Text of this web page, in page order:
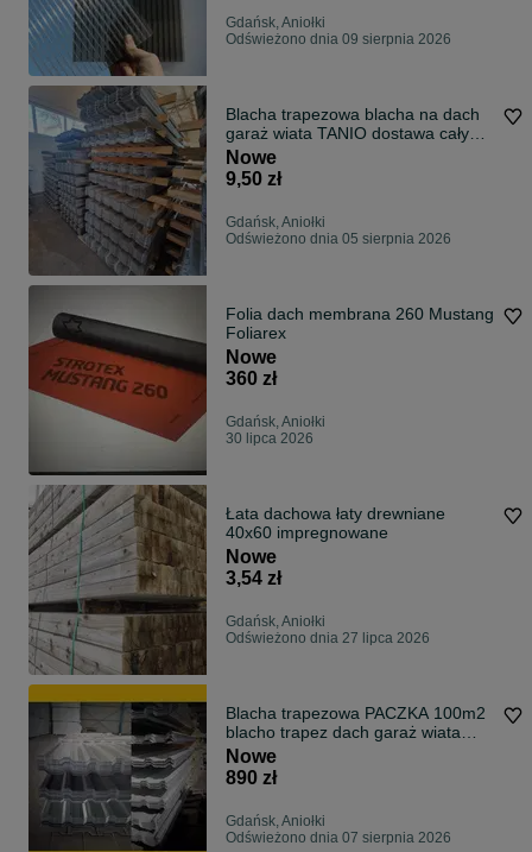
Gdańsk, Aniołki
Odświeżono dnia 09 sierpnia 2026
Blacha trapezowa blacha na dach
garaż wiata TANIO dostawa cały
kraj
Nowe
9,50 zł
Gdańsk, Aniołki
Odświeżono dnia 05 sierpnia 2026
Folia dach membrana 260 Mustang
Foliarex
Nowe
360 zł
Gdańsk, Aniołki
30 lipca 2026
Łata dachowa łaty drewniane
40x60 impregnowane
Nowe
3,54 zł
Gdańsk, Aniołki
Odświeżono dnia 27 lipca 2026
Blacha trapezowa PACZKA 100m2
blacho trapez dach garaż wiata
DOSTAWA
Nowe
890 zł
Gdańsk, Aniołki
Odświeżono dnia 07 sierpnia 2026